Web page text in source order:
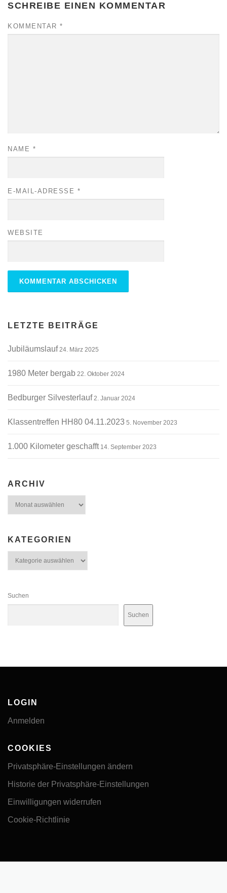
SCHREIBE EINEN KOMMENTAR
KOMMENTAR *
NAME *
E-MAIL-ADRESSE *
WEBSITE
LETZTE BEITRÄGE
Jubiläumslauf 24. März 2025
1980 Meter bergab 22. Oktober 2024
Bedburger Silvesterlauf 2. Januar 2024
Klassentreffen HH80 04.11.2023 5. November 2023
1.000 Kilometer geschafft 14. September 2023
ARCHIV
KATEGORIEN
Suchen
Suchen
LOGIN
Anmelden
COOKIES
Privatsphäre-Einstellungen ändern
Historie der Privatsphäre-Einstellungen
Einwilligungen widerrufen
Cookie-Richtlinie